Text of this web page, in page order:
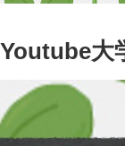
Youtube